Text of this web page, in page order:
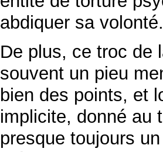
abdiquer sa volonté.
De plus, ce troc de
souvent un pieu
bien des points, et
implicite, donné au
presque toujours